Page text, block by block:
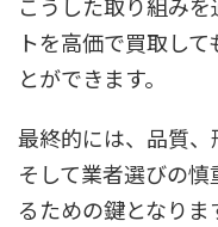
トを高価で買取し
とができます。
最終的には、品質、
そして業者選びの
るための鍵となり